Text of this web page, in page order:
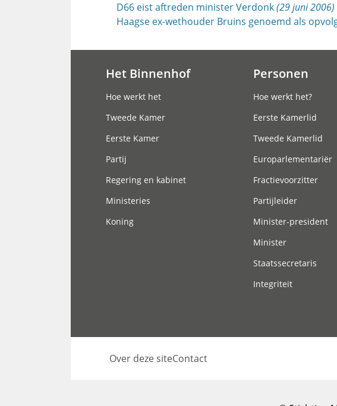
D66 eist aftreden minister Verdonk(29 juni 2006)
Haagse ex-wethouder Bruins genoemd als
Het Binnenhof
Hoe werkt het
Tweede Kamer
Eerste Kamer
Partij
Regering en kabinet
Ministeries
Koning
Personen
Hoe werkt het?
Eerste Kamerlid
Tweede Kamerlid
Europarlementariër
Fractievoorzitter
Partijleider
Minister-president
Minister
Staatssecretaris
Integriteit
Over deze siteContact